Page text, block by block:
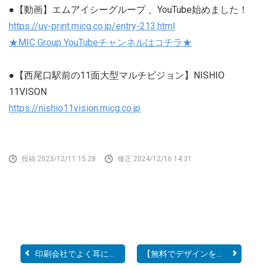
●【動画】エムアイシーグループ 、YouTube始めました！
https://uv-print.micg.co.jp/entry-213.html
★MIC Group YouTubeチャンネルはコチラ★
●【西尾口駅前の11面大型マルチビジョン】NISHIO
11VISON
https://nishio11vision.micg.co.jp
投稿 2023/12/11 15:28 修正 2024/12/16 14:31
印刷会社でよく耳にする印... 【無料でデザインを作成し...